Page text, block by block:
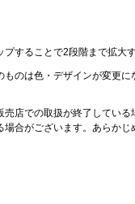
プすることで2段階まで拡大
ものは色・デザインが変更に
売店での取扱が終了している
合がございます。あらかじ